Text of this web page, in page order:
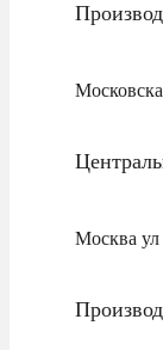
Москва ул